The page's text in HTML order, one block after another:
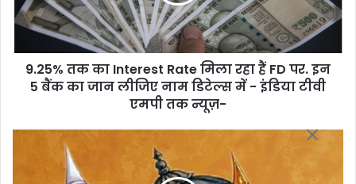
9.25% तक का Interest Rate मिला रहा हैं FD पर. इन
5 बैंक का जान लीजिए नाम डिटेल्स में - इंडिया टीवी
एमपी तक न्यूज़-